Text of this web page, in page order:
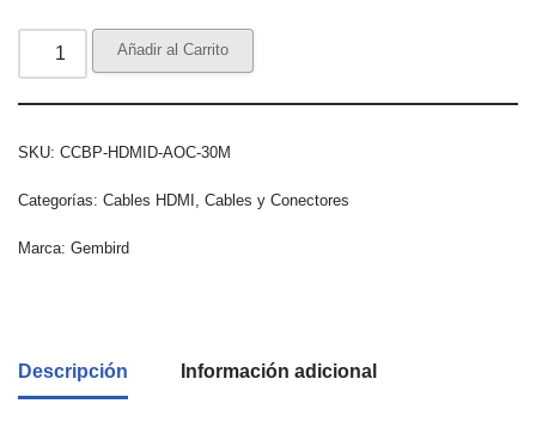
Añadir al Carrito
SKU: CCBP-HDMID-AOC-30M
Categorías: Cables HDMI Cables y Conectores
Marca: Gembird
Descripción Información adicional